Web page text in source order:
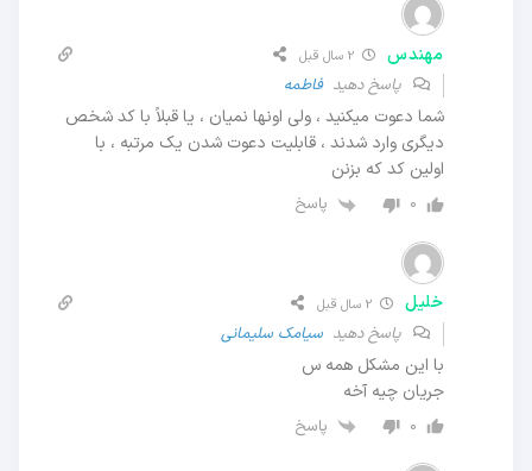
مهندس
پاسخ دهیدفاطمه
شما دعوت میکنید ، ولی اونها نمیان ، یا قبلاً با کد شخص
دیگری وارد شدند ، قابلیت دعوت شدن یک مرتبه ، با
اولین کد که بزنن
0 پاسخ
خلیل 2 سال قبل
پاسخ دهیدسیامک سلیمانی
با این مشکل همه س
جریان چیه آخه
0 پاسخ